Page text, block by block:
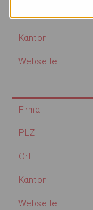
Ort
Kanton
Webseite
Firma
PLZ
Ort
Kanton
Webseite